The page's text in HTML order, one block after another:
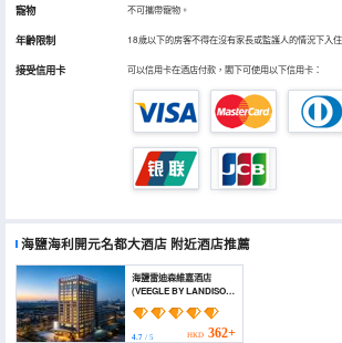
寵物 不可攜帶寵物。
年齡限制 18歲以下的房客不得在沒有家長或監護人的情況下入
接受信用卡 可以信用卡在酒店付款，閣下可使用以下信用卡：
海鹽海利開元名都大酒店 附近酒店推薦
海鹽雷迪森維嘉酒店
(VEEGLE BY LANDISON
4.7 / 5 HKD 362+